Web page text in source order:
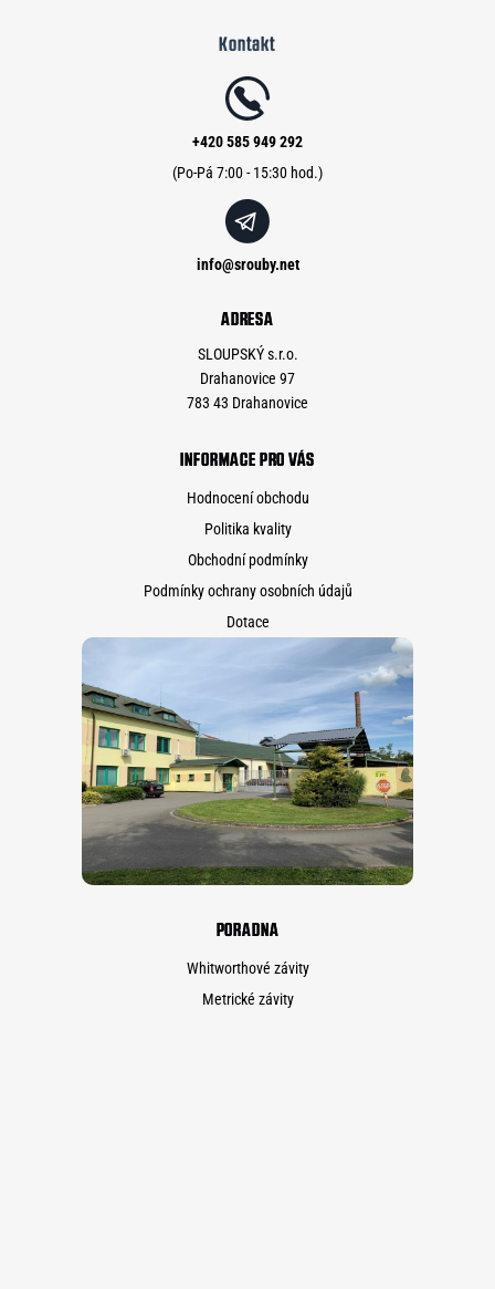
Kontakt
info@srouby.net
+420 585 949 292
ADRESA
SLOUPSKÝ s.r.o.
Drahanovice 97
783 43 Drahanovice
INFORMACE PRO VÁS
Hodnocení obchodu
Politika kvality
Obchodní podmínky
Podmínky ochrany osobních údajů
Dotace
PORADNA
Whitworthové závity
Metrické závity